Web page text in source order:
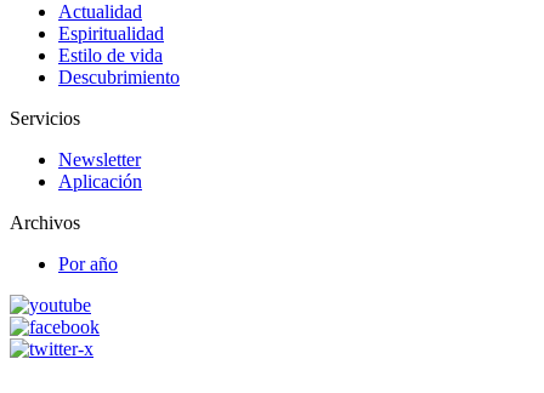
Actualidad
Espiritualidad
Estilo de vida
Descubrimiento
Servicios
Newsletter
Aplicación
Archivos
Por año